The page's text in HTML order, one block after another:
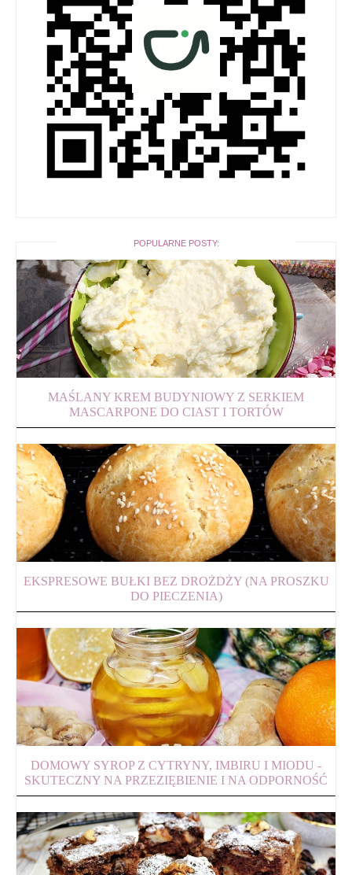
POPULARNE POSTY:
MAŚLANY KREM BUDYNIOWY Z SERKIEM
MASCARPONE DO CIAST I TORTÓW
EKSPRESOWE BUŁKI BEZ DROŻDŻY (NA PROSZKU
DO PIECZENIA)
DOMOWY SYROP Z CYTRYNY, IMBIRU I MIODU -
SKUTECZNY NA PRZEZIĘBIENIE I NA ODPORNOŚĆ